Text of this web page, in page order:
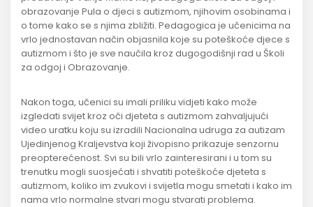
obrazovanje Pula o djeci s autizmom, njihovim osobinama i
o tome kako se s njima zbližiti. Pedagogica je učenicima na
vrlo jednostavan način objasnila koje su poteškoće djece s
autizmom i što je sve naučila kroz dugogodišnji rad u Školi
za odgoj i Obrazovanje.
Nakon toga, učenici su imali priliku vidjeti kako može
izgledati svijet kroz oči djeteta s autizmom zahvaljujući
video uratku koju su izradili Nacionalna udruga za autizam
Ujedinjenog Kraljevstva koji živopisno prikazuje senzornu
preopterećenost. Svi su bili vrlo zainteresirani i u tom su
trenutku mogli suosjećati i shvatiti poteškoće djeteta s
autizmom, koliko im zvukovi i svijetla mogu smetati i kako im
nama vrlo normalne stvari mogu stvarati problema.